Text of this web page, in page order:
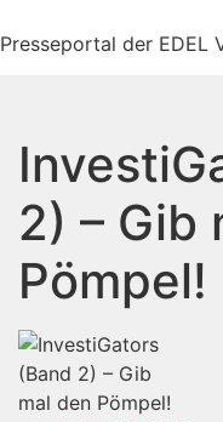
Inhalt
Presseportal der EDEL
2) – Gib
Pömpel!